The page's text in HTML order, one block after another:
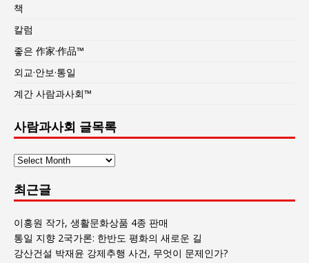
책
칼럼
좋은 作家·作品™
외교·안보·통일
계간 사람과사회™
사람과사회 글목록
사
과
사
회
글
목
최근글
이홍원 작가, 생활문화상품 4종 판매
통일 지향 2국가론: 한반도 평화의 새로운 길
강산건설 박재윤 강제추행 사건, 무엇이 문제인가?